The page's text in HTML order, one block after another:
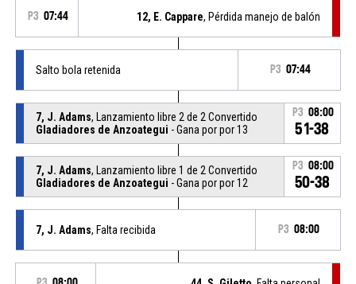
P3 07:44 12, E. Cappare, Pérdida manejo de balón
Salto bola retenida P3 07:44
7, J. Adams, Lanzamiento libre 2 de 2 Convertido
Gladiadores de Anzoategui - Gana por por 13
P3 08:00
51-38
7, J. Adams, Lanzamiento libre 1 de 2 Convertido
Gladiadores de Anzoategui - Gana por por 12
P3 08:00
50-38
7, J. Adams, Falta recibida P3 08:00